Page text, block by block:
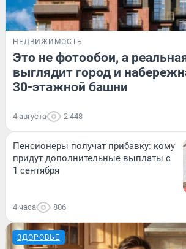
НЕДВИЖИМОСТЬ
Это не фотообои, а
выглядит город и
30-этажной башни
4 августа 2 448
Пенсионеры получат прибавку: кому
придут дополнительные выплаты с
1 сентября
4 часа 806
ЗДОРОВЬЕ